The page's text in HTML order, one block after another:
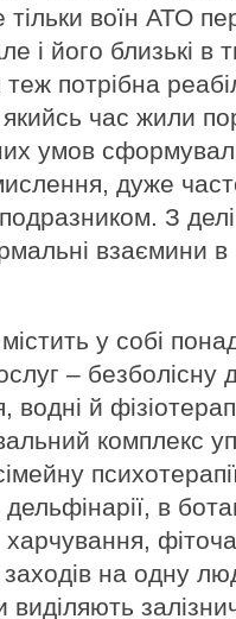
воїн АТО
і його близькі в
потрібна
час жили
умов
дуже
З
взаємини в
у собі
– безболісну
водні й
комплекс
в
заходів на одну